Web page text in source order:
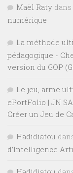
Maël Raty dans
numérique
La méthode
pédagogique -
version du GOP
Le jeu, arme
ePortFolio | JN
Créer un Jeu de
Hadidiatou
d’Intelligence